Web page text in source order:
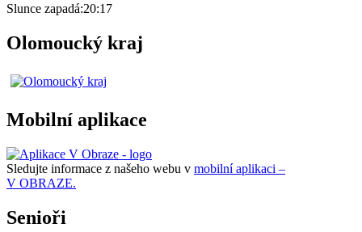
Slunce zapadá:20:17
Olomoucký kraj
Mobilní aplikace
Sledujte informace z našeho webu v mobilní aplikaci –
V OBRAZE.
Senioři